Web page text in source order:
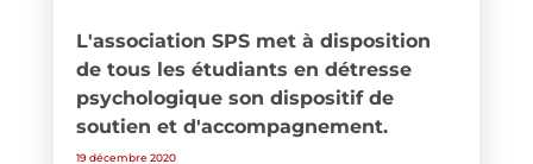
L'association SPS met à disposition
de tous les étudiants en détresse
psychologique son dispositif de
soutien et d'accompagnement.
19 décembre 2020